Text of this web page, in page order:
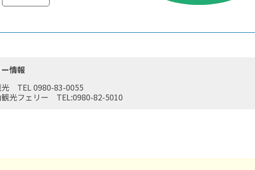
情報
光 TEL 0980-83-0055
観光フェリー TEL:0980-82-5010